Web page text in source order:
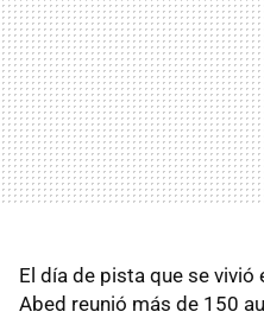
El día de pista que se
Abed reunió más de 150